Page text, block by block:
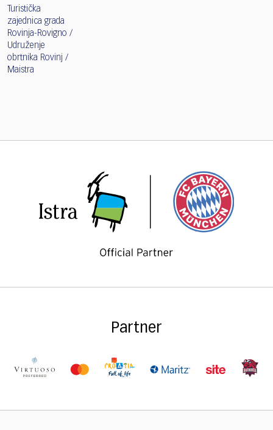
Turistička
zajednica grada
Rovinja-Rovigno /
Udruženje
obrtnika Rovinj /
Maistra
Partner